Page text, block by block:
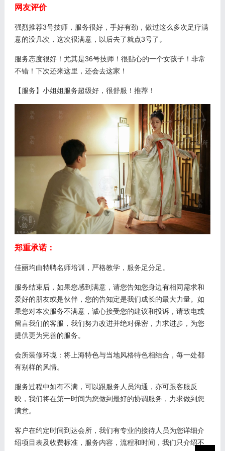
网友评价
强烈推荐3号技师，服务很好，手好有劲，做过这么多次足疗满
意的没几次，这次很满意，以后去了就点3号了。
服务态度很好！尤其是36号技师！很贴心的一个女孩子！非常
不错！下次还来这里，还会去这家！
【服务】小姐姐服务超级好，很舒服！推荐！
郑重承诺：
佳丽均由特聘名师培训，严格教学，服务足分足。
服务结束后，如果您感到满意，请您告知您身边有相同需求和
爱好的朋友或是伙伴，您的告知定是我们成长的最大力量。如
果您对本次服务不满意，诚心接受您的建议和投诉，请致电或
留言我们的客服，我们努力改进并绝对保密，力求进步，为您
提供更为完善的服务。
会所装修环境：将上海特色与当地风格特色相结合，每一处都
有别样的风情。
服务过程中如有不满，可以跟服务人员沟通，亦可跟客服反
映，我们将在第一时间为您做到最好的协调服务，力求做到您
满意。
客户在约定时间到达会所，我们有专业的接待人员为您详细介
绍项目表及收费标准，服务内容，流程和时间，我们只介绍不